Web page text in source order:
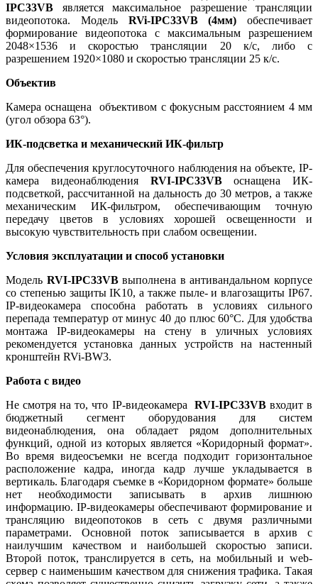
IPC33VB является максимальное разрешение трансляции
видеопотока. Модель RVi-IPC33VB (4мм) обеспечивает
формирование видеопотока с максимальным разрешением
2048×1536 и скоростью трансляции 20 к/с, либо с
разрешением 1920×1080 и скоростью трансляции 25 к/с.
Объектив
Камера оснащена объективом с фокусным расстоянием 4 мм
(угол обзора 63°).
ИК-подсветка и механический ИК-фильтр
Для обеспечения круглосуточного наблюдения на объекте, IP-
камера видеонаблюдения RVI-IPC33VBоснащена ИК-
подсветкой, рассчитанной на дальность до 30 метров, а также
механическим ИК-фильтром, обеспечивающим точную
передачу цветов в условиях хорошей освещенности и
высокую чувствительность при слабом освещении.
Условия эксплуатации и способ установки
Модель RVI-IPC33VBвыполнена в антивандальном корпусе
со степенью защиты IK10, а также пыле- и влагозащиты IP67.
IP-видеокамера способна работать в условиях сильного
перепада температур от минус 40 до плюс 60°С. Для удобства
монтажа IP-видеокамеры на стену в уличных условиях
рекомендуется установка данных устройств на настенный
кронштейн RVi-BW3.
Работа с видео
Не смотря на то, что IP-видеокамера RVI-IPC33VBвходит в
бюджетный сегмент оборудования для систем
видеонаблюдения, она обладает рядом дополнительных
функций, одной из которых является «Коридорный формат».
Во время видеосъемки не всегда подходит горизонтальное
расположение кадра, иногда кадр лучше укладывается в
вертикаль. Благодаря съемке в «Коридорном формате» больше
нет необходимости записывать в архив лишнюю
информацию. IP-видеокамеры обеспечивают формирование и
трансляцию видеопотоков в сеть с двумя различными
параметрами. Основной поток записывается в архив с
наилучшим качеством и наибольшей скоростью записи.
Второй поток, транслируется в сеть, на мобильный и web-
сервер с наименьшим качеством для снижения трафика. Такая